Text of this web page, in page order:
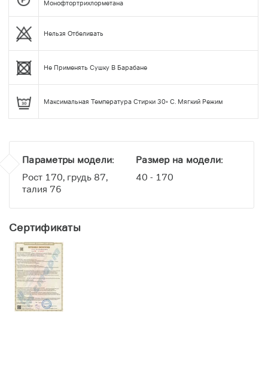
Монофтортрихлорметана
Нельзя Отбеливать
Не Применять Сушку В Барабане
Максимальная Температура Стирки 30◦ С. Мягкий Режим
Параметры модели:
Рост 170, грудь 87,
талия 76
Размер на модели:
40 - 170
Сертификаты